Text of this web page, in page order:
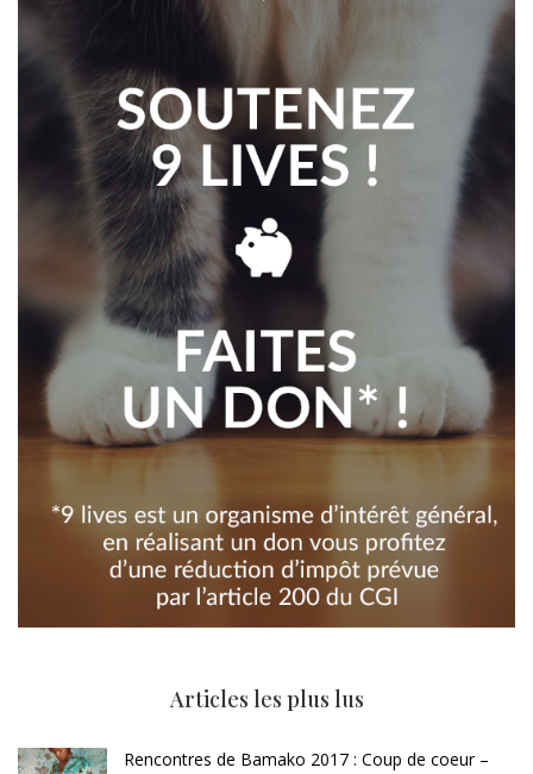
Articles les plus lus
Rencontres de Bamako 2017 : Coup de coeur –